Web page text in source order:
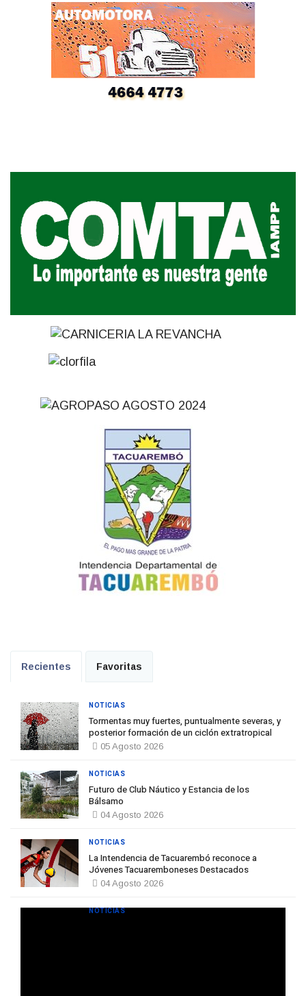
Recientes Favoritas
Tormentas muy fuertes, puntualmente severas, y
posterior formación de un ciclón extratropical
05 Agosto 2026
NOTICIAS
Futuro de Club Náutico y Estancia de los
Bálsamo
04 Agosto 2026
NOTICIAS
La Intendencia de Tacuarembó reconoce a
Jóvenes Tacuaremboneses Destacados
04 Agosto 2026
NOTICIAS
NOTICIAS